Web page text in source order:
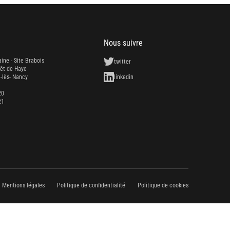
- Site Brabois
de Haye
lès- Nancy
Nous suivre
twitter
linkedin
Mentions légales Politique de confidentialité Politique de cookies